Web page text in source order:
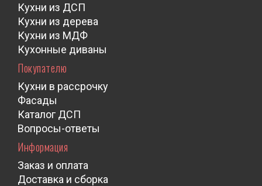
Кухни из ДСП
Кухни из дерева
Кухни из МДФ
Кухонные диваны
Покупателю
Кухни в рассрочку
Фасады
Каталог ДСП
Вопросы-ответы
Информация
Заказ и оплата
Доставка и сборка